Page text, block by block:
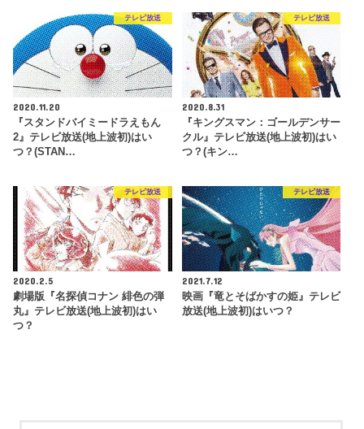
テレビ放送
2020.11.20
『スタンドバイミードラえもん
2』テレビ放送(地上波初)はい
つ？(STAN…
テレビ放送
2020.8.31
『キングスマン：ゴールデンサー
クル』テレビ放送(地上波初)はい
つ？(キン…
テレビ放送
2020.2.5
劇場版『名探偵コナン 緋色の弾
丸』テレビ放送(地上波初)はい
つ？
テレビ放送
2021.7.12
映画『竜とそばかすの姫』テレビ
放送(地上波初)はいつ？